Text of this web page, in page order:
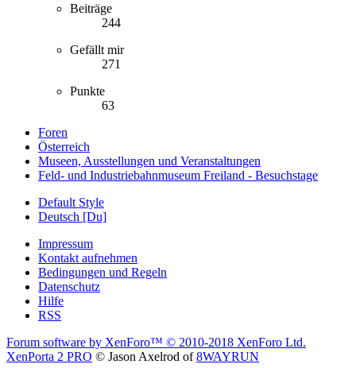
Beiträge
244
Gefällt mir
271
Punkte
63
Foren
Österreich
Museen, Ausstellungen und Veranstaltungen
Feld- und Industriebahnmuseum Freiland - Besuchstage
Default Style
Deutsch [Du]
Impressum
Kontakt aufnehmen
Bedingungen und Regeln
Datenschutz
Hilfe
RSS
Forum software by XenForo™ © 2010-2018 XenForo Ltd.
XenPorta 2 PRO © Jason Axelrod of8WAYRUN